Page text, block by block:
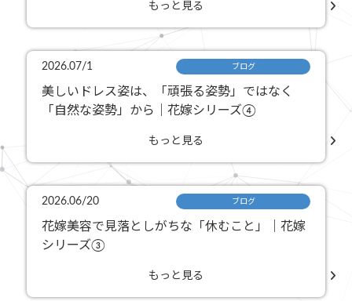
もっと見る
2026.07/1 ブログ
美しいドレス姿は、「頑張る姿勢」ではなく
「自然な姿勢」から｜花嫁シリーズ④
もっと見る
2026.06/20 ブログ
花嫁美容で見落としがちな「休むこと」｜花嫁
シリーズ③
もっと見る